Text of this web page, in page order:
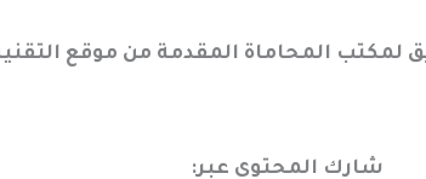
المحاماة المقدمة من موقع التقنية
شارك المحتوى عبر: